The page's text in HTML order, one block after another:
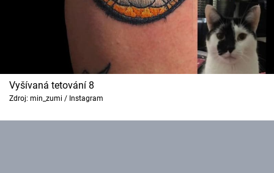
Vyšívaná tetování 8
Zdroj: min_zumi / Instagram